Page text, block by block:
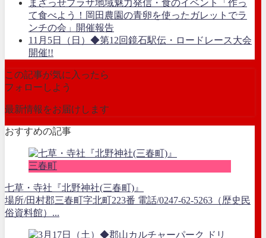
まざっせプラザ地域魅力発信・食のイベント「作っ
て食べよう！岡田農園の青卵を使ったガレットでラ
ンチの会」開催報告
11月5日（日）◆第12回鏡石駅伝・ロードレース大会
開催!!
この記事が気に入ったら
フォローしよう
最新情報をお届けします
おすすめの記事
三春町
七草・寺社『北野神社(三春町)』
場所/田村郡三春町字北町223番 電話/0247-62-5263（歴史民
俗資料館）...